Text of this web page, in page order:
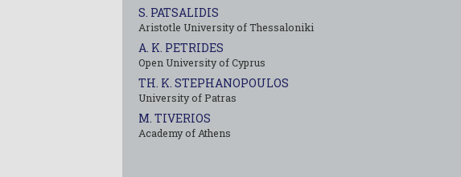
S. PATSALIDIS
Aristotle University of Thessaloniki
A. K. PETRIDES
Open University of Cyprus
TH. K. STEPHANOPOULOS
University of Patras
M. TIVERIOS
Academy of Athens